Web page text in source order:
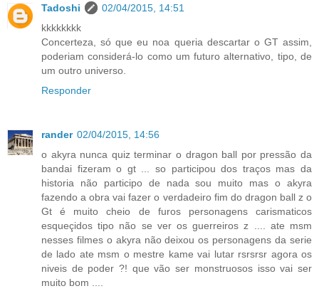
Tadoshi
02/04/2015, 14:51
kkkkkkkk
Concerteza, só que eu noa queria descartar o GT assim,
poderiam considerá-lo como um futuro alternativo, tipo, de
um outro universo.
Responder
rander 02/04/2015, 14:56
o akyra nunca quiz terminar o dragon ball por pressão da
bandai fizeram o gt ... so participou dos traços mas da
historia não participo de nada sou muito mas o akyra
fazendo a obra vai fazer o verdadeiro fim do dragon ball z o
Gt é muito cheio de furos personagens carismaticos
esqueçidos tipo não se ver os guerreiros z .... ate msm
nesses filmes o akyra não deixou os personagens da serie
de lado ate msm o mestre kame vai lutar rsrsrsr agora os
niveis de poder ?! que vão ser monstruosos isso vai ser
muito bom ....